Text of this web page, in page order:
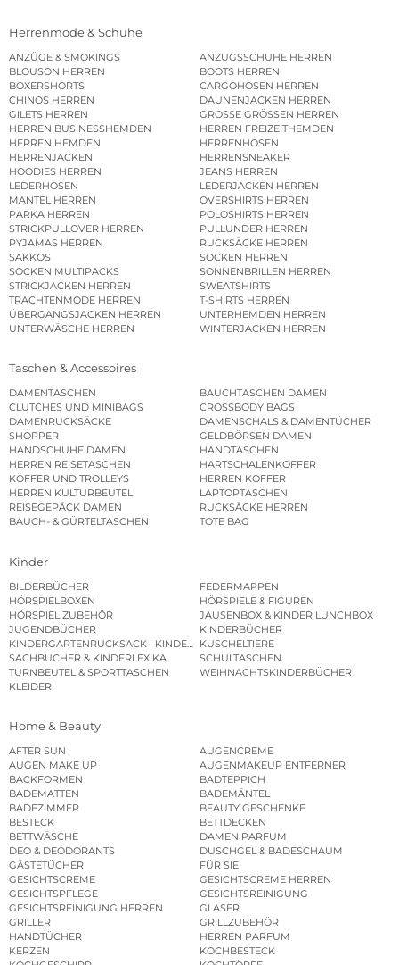
Herrenmode & Schuhe
ANZÜGE & SMOKINGS
ANZUGSSCHUHE HERREN
BLOUSON HERREN
BOOTS HERREN
BOXERSHORTS
CARGOHOSEN HERREN
CHINOS HERREN
DAUNENJACKEN HERREN
GILETS HERREN
GROSSE GRÖSSEN HERREN
HERREN BUSINESSHEMDEN
HERREN FREIZEITHEMDEN
HERREN HEMDEN
HERRENHOSEN
HERRENJACKEN
HERRENSNEAKER
HOODIES HERREN
JEANS HERREN
LEDERHOSEN
LEDERJACKEN HERREN
MÄNTEL HERREN
OVERSHIRTS HERREN
PARKA HERREN
POLOSHIRTS HERREN
STRICKPULLOVER HERREN
PULLUNDER HERREN
PYJAMAS HERREN
RUCKSÄCKE HERREN
SAKKOS
SOCKEN HERREN
SOCKEN MULTIPACKS
SONNENBRILLEN HERREN
STRICKJACKEN HERREN
SWEATSHIRTS
TRACHTENMODE HERREN
T-SHIRTS HERREN
ÜBERGANGSJACKEN HERREN
UNTERHEMDEN HERREN
UNTERWÄSCHE HERREN
WINTERJACKEN HERREN
Taschen & Accessoires
DAMENTASCHEN
BAUCHTASCHEN DAMEN
CLUTCHES UND MINIBAGS
CROSSBODY BAGS
DAMENRUCKSÄCKE
DAMENSCHALS & DAMENTÜCHER
SHOPPER
GELDBÖRSEN DAMEN
HANDSCHUHE DAMEN
HANDTASCHEN
HERREN REISETASCHEN
HARTSCHALENKOFFER
KOFFER UND TROLLEYS
HERREN KOFFER
HERREN KULTURBEUTEL
LAPTOPTASCHEN
REISEGEPÄCK DAMEN
RUCKSÄCKE HERREN
BAUCH- & GÜRTELTASCHEN
TOTE BAG
Kinder
BILDERBÜCHER
FEDERMAPPEN
HÖRSPIELBOXEN
HÖRSPIELE & FIGUREN
HÖRSPIEL ZUBEHÖR
JAUSENBOX & KINDER LUNCHBOX
JUGENDBÜCHER
KINDERBÜCHER
KINDERGARTENRUCKSACK | KINDERGARTENBEUTEL
KUSCHELTIERE
SACHBÜCHER & KINDERLEXIKA
SCHULTASCHEN
TURNBEUTEL & SPORTTASCHEN
WEIHNACHTSKINDERBÜCHER
KLEIDER
Home & Beauty
AFTER SUN
AUGENCREME
AUGEN MAKE UP
AUGENMAKEUP ENTFERNER
BACKFORMEN
BADTEPPICH
BADEMATTEN
BADEMÄNTEL
BADEZIMMER
BEAUTY GESCHENKE
BESTECK
BETTDECKEN
BETTWÄSCHE
DAMEN PARFUM
DEO & DEODORANTS
DUSCHGEL & BADESCHAUM
GÄSTETÜCHER
FÜR SIE
GESICHTSCREME
GESICHTSCREME HERREN
GESICHTSPFLEGE
GESICHTSREINIGUNG
GESICHTSREINIGUNG HERREN
GLÄSER
GRILLER
GRILLZUBEHÖR
HANDTÜCHER
HERREN PARFUM
KERZEN
KOCHBESTECK